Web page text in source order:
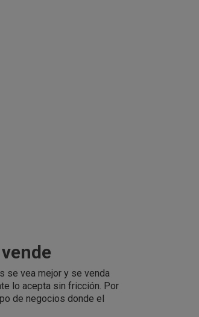
se vea mejor y se venda
lo acepta sin fricción. Por
de negocios donde el